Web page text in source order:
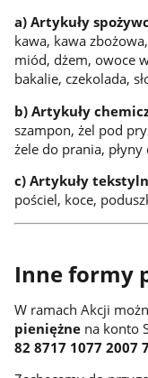
a) Artykuły
kawa, kawa
miód, dżem, owoce
bakalie, czekolada,
b) Artykuły
szampon, żel pod
żele do prania,
c) Artykuły
pościel, koce,
Inne formy
W ramach Akcji
pieniężnena konto
82 8717 1077 2007